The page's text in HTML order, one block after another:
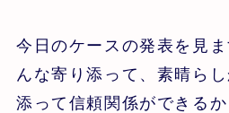
今日のケースの発表を見
んな寄り添って、素晴ら
添って信頼関係ができる